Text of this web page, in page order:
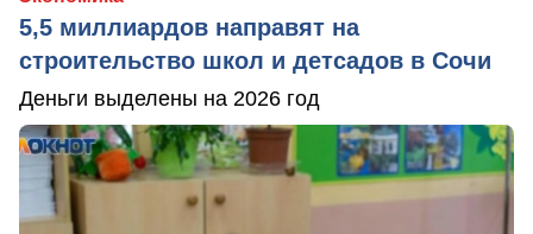
5,5 миллиардов направят на
строительство школ и детсадов в Сочи
Деньги выделены на 2026 год